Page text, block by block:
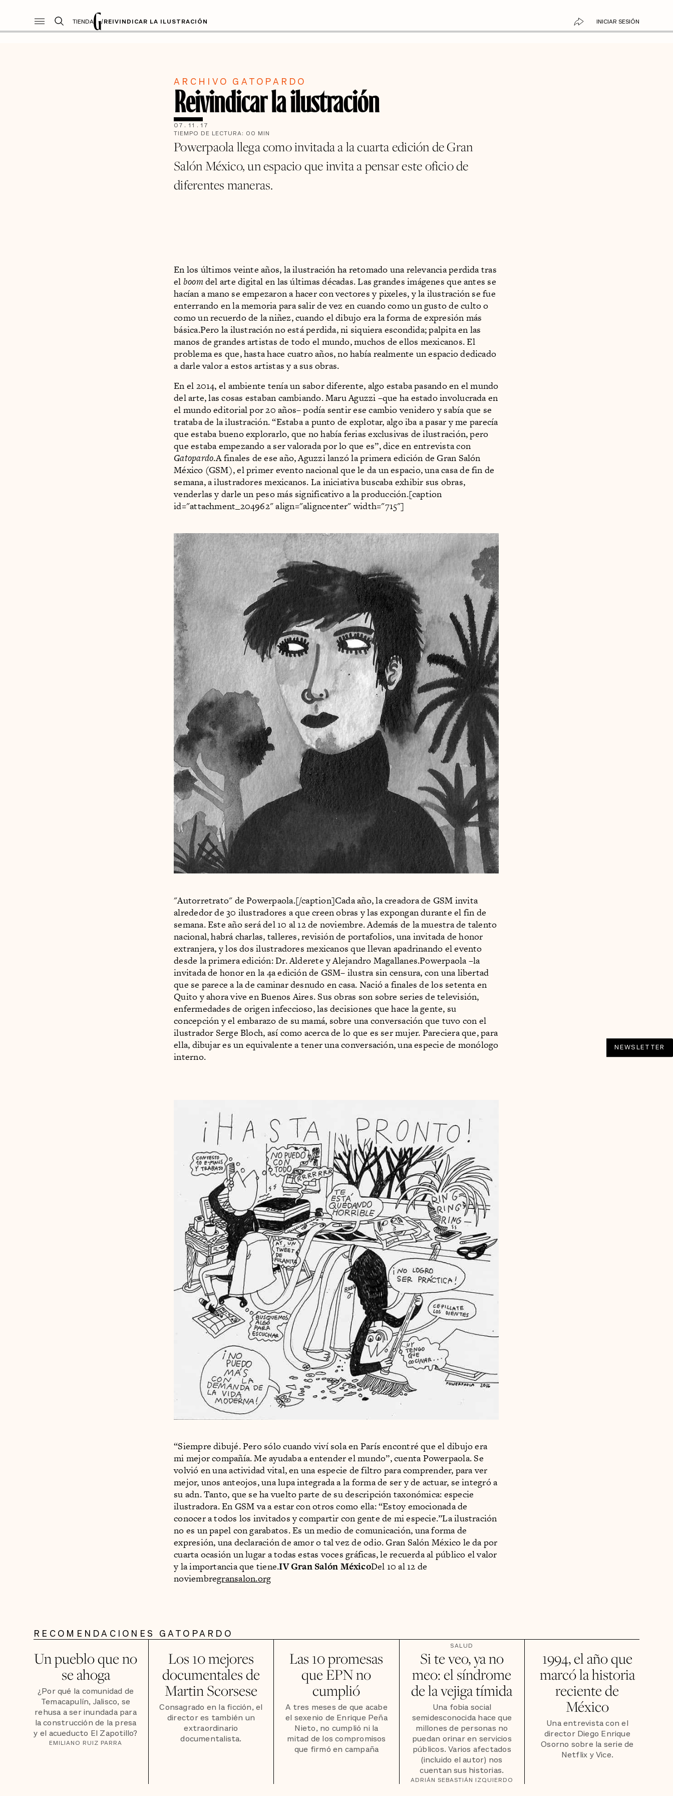
TIENDA /REIVINDICAR LA ILUSTRACIÓN INICIAR SESIÓN
ARCHIVO GATOPARDO
Reivindicar la ilustración
07 . 11 . 17
TIEMPO DE LECTURA: 00 MIN
Powerpaola llega como invitada a la cuarta edición de Gran
Salón México, un espacio que invita a pensar este oficio de
diferentes maneras.
En los últimos veinte años, la ilustración ha retomado una relevancia perdida tras
el boomdel arte digital en las últimas décadas. Las grandes imágenes que antes se
hacían a mano se empezaron a hacer con vectores y pixeles, y la ilustración se fue
enterrando en la memoria para salir de vez en cuando como un gusto de culto o
como un recuerdo de la niñez, cuando el dibujo era la forma de expresión más
básica.Pero la ilustración no está perdida, ni siquiera escondida; palpita en las
manos de grandes artistas de todo el mundo, muchos de ellos mexicanos. El
problema es que, hasta hace cuatro años, no había realmente un espacio dedicado
a darle valor a estos artistas y a sus obras.
En el 2014, el ambiente tenía un sabor diferente, algo estaba pasando en el mundo
del arte, las cosas estaban cambiando. Maru Aguzzi –que ha estado involucrada en
el mundo editorial por 20 años– podía sentir ese cambio venidero y sabía que se
trataba de la ilustración. “Estaba a punto de explotar, algo iba a pasar y me parecía
que estaba bueno explorarlo, que no había ferias exclusivas de ilustración, pero
que estaba empezando a ser valorada por lo que es”, dice en entrevista con
Gatopardo.A finales de ese año, Aguzzi lanzó la primera edición de Gran Salón
México (GSM), el primer evento nacional que le da un espacio, una casa de fin de
semana, a ilustradores mexicanos. La iniciativa buscaba exhibir sus obras,
venderlas y darle un peso más significativo a la producción.[caption
id="attachment_204962" align="aligncenter" width="715"]
"Autorretrato" de Powerpaola.[/caption]Cada año, la creadora de GSM invita
alrededor de 30 ilustradores a que creen obras y las expongan durante el fin de
semana. Este año será del 10 al 12 de noviembre. Además de la muestra de talento
nacional, habrá charlas, talleres, revisión de portafolios, una invitada de honor
extranjera, y los dos ilustradores mexicanos que llevan apadrinando el evento
desde la primera edición: Dr. Alderete y Alejandro Magallanes.Powerpaola –la
invitada de honor en la 4a edición de GSM– ilustra sin censura, con una libertad
que se parece a la de caminar desnudo en casa. Nació a finales de los setenta en
Quito y ahora vive en Buenos Aires. Sus obras son sobre series de televisión,
enfermedades de origen infeccioso, las decisiones que hace la gente, su
concepción y el embarazo de su mamá, sobre una conversación que tuvo con el
ilustrador Serge Bloch, así como acerca de lo que es ser mujer. Pareciera que, para
ella, dibujar es un equivalente a tener una conversación, una especie de monólogo
interno.
“Siempre dibujé. Pero sólo cuando viví sola en París encontré que el dibujo era
mi mejor compañía. Me ayudaba a entender el mundo”, cuenta Powerpaola. Se
volvió en una actividad vital, en una especie de filtro para comprender, para ver
mejor, unos anteojos, una lupa integrada a la forma de ser y de actuar, se integró a
su adn. Tanto, que se ha vuelto parte de su descripción taxonómica: especie
ilustradora. En GSM va a estar con otros como ella: “Estoy emocionada de
conocer a todos los invitados y compartir con gente de mi especie.”La ilustración
no es un papel con garabatos. Es un medio de comunicación, una forma de
expresión, una declaración de amor o tal vez de odio. Gran Salón México le da por
cuarta ocasión un lugar a todas estas voces gráficas, le recuerda al público el valor
y la importancia que tiene.IV Gran Salón MéxicoDel 10 al 12 de
noviembregransalon.org
NEWSLETTER
RECOMENDACIONES GATOPARDO
Un pueblo que no
se ahoga
¿Por qué la comunidad de
Temacapulín, Jalisco, se
rehusa a ser inundada para
la construcción de la presa
y el acueducto El Zapotillo?
EMILIANO RUIZ PARRA
Los 10 mejores
documentales de
Martin Scorsese
Consagrado en la ficción, el
director es también un
extraordinario
documentalista.
Las 10 promesas
que EPN no
cumplió
A tres meses de que acabe
el sexenio de Enrique Peña
Nieto, no cumplió ni la
mitad de los compromisos
que firmó en campaña
SALUD
Si te veo, ya no
meo: el síndrome
de la vejiga tímida
Una fobia social
semidesconocida hace que
millones de personas no
puedan orinar en servicios
públicos. Varios afectados
(incluido el autor) nos
cuentan sus historias.
ADRIÁN SEBASTIÁN IZQUIERDO
1994, el año que
marcó la historia
reciente de
México
Una entrevista con el
director Diego Enrique
Osorno sobre la serie de
Netflix y Vice.